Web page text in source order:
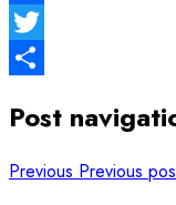
Facebook
Twitter
Post
Previous Previous